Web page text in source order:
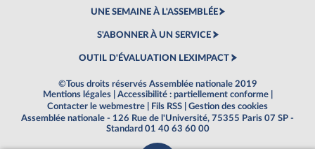
UNE SEMAINE À L'ASSEMBLÉE
S'ABONNER À UN SERVICE
OUTIL D'ÉVALUATION LEXIMPACT
©Tous droits réservés Assemblée nationale 2019
Mentions légales
Accessibilité : partiellement conforme
Contacter le webmestre
Fils RSS
Gestion des cookies
Assemblée nationale - 126 Rue de l'Université, 75355 Paris 07 SP -
Standard 01 40 63 60 00